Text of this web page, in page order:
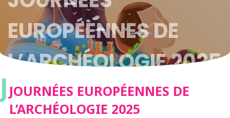
EUROPÉENNES DE
L’ARCHÉOLOGIE 2025
J JOURNÉES EUROPÉENNES DE
L’ARCHÉOLOGIE 2025